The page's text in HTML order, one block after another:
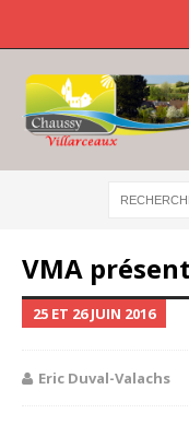
VMA
25 ET 26 JUIN 2016
Eric Duval-Valachs